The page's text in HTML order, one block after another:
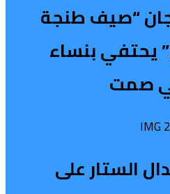
“صيف طنجة
يحتفي بنساء
صمت
الستار على